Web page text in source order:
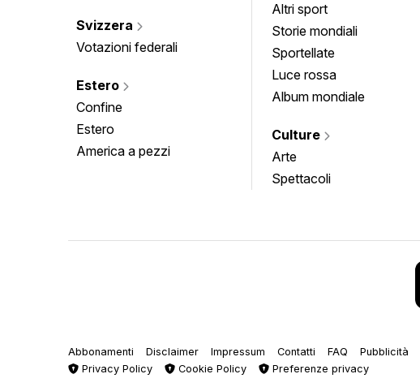
Svizzera
Votazioni federali
Estero
Confine
Estero
America a pezzi
Altri sport
Storie mondiali
Sportellate
Luce rossa
Album mondiale
Culture
Arte
Spettacoli
Abbonamenti Disclaimer Impressum Contatti FAQ Pubblicità
Privacy Policy
Cookie Policy Preferenze privacy